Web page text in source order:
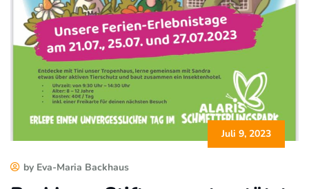
Juli 9, 2023
by Eva-Maria Backhaus